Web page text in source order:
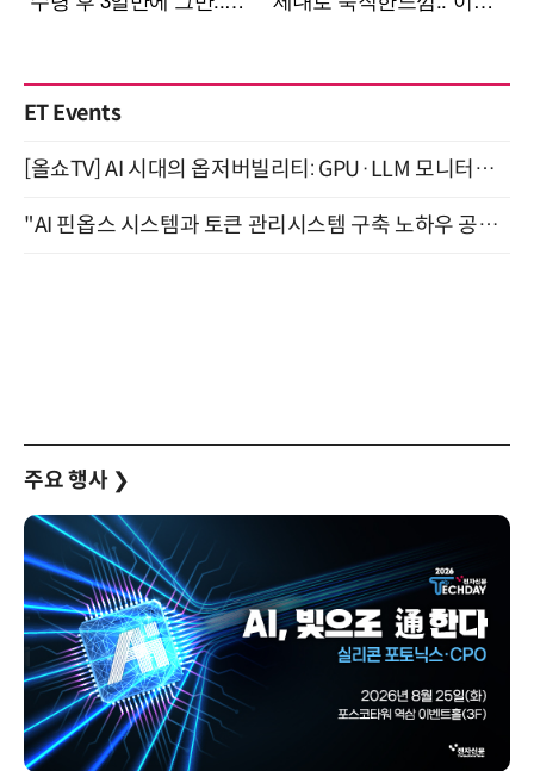
ET Events
[올쇼TV] AI 시대의 옵저버빌리티: GPU·LLM 모니터링부터 AI 기반 장애 대응까지 (8/11 생방송)
"AI 핀옵스 시스템과 토큰 관리시스템 구축 노하우 공개" 잠실 한국광고문화회관 2층 대회의실 (8/21)
주요 행사 ❯